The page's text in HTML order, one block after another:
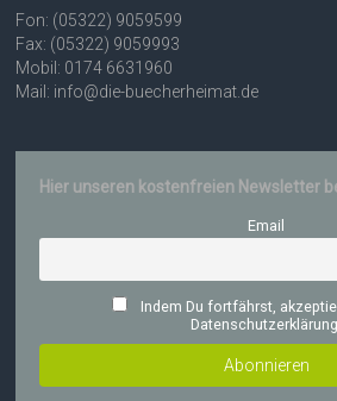
Fon: (05322) 9059599
Fax: (05322) 9059993
Mobil: 0174 6631960
Mail: info@die-buecherheimat.de
Hier unseren kostenfreien Newsletter
Email
Indem Du fortfährst,
Datenschutzerklärung.